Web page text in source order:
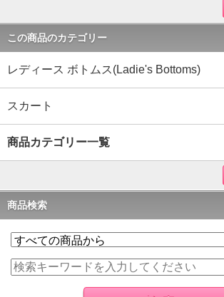
この商品のカテゴリー
レディース ボトムス(Ladie's Bottoms)
スカート
商品カテゴリー一覧
商品検索